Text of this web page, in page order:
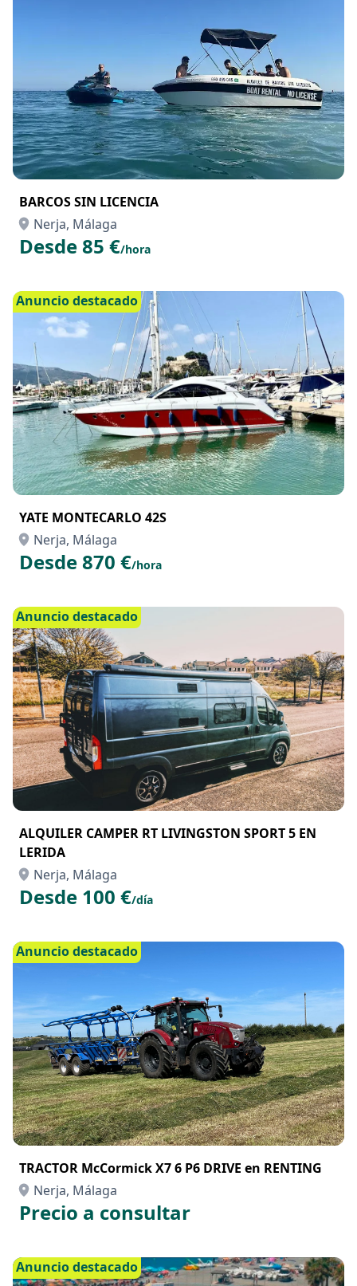
BARCOS SIN LICENCIA
Nerja, Málaga
Desde 85 €/hora
Anuncio destacado
YATE MONTECARLO 42S
Nerja, Málaga
Desde 870 €/hora
Anuncio destacado
ALQUILER CAMPER RT LIVINGSTON SPORT 5 EN
LERIDA
Nerja, Málaga
Desde 100 €/día
Anuncio destacado
TRACTOR McCormick X7 6 P6 DRIVE en RENTING
Nerja, Málaga
Precio a consultar
Anuncio destacado